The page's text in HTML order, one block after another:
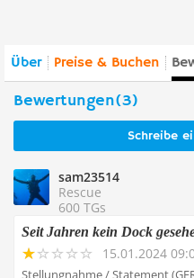
Über Preise & Buchen
Bewertungen(3)
Schreibe
sam23514
Rescue
600 TGs
Seit Jahren kein Dock
15.01.2024
Stellungnahme / Statement